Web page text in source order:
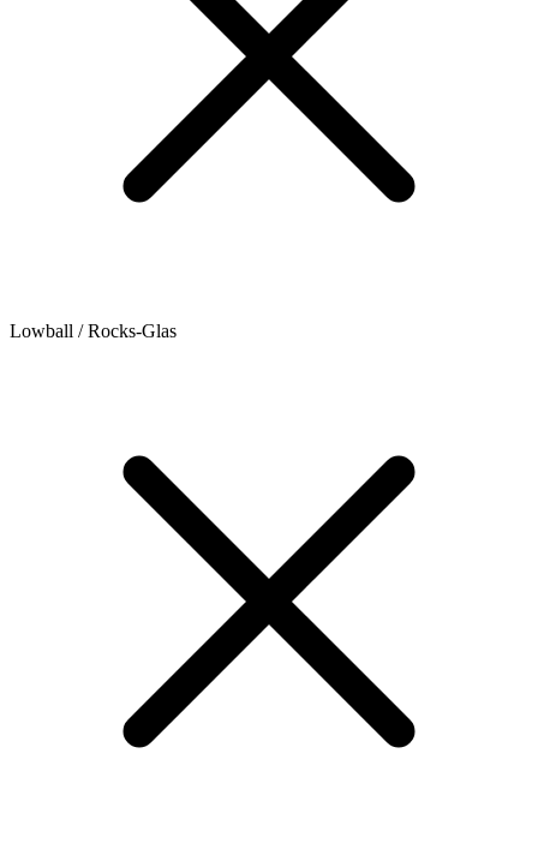
Lowball / Rocks-Glas